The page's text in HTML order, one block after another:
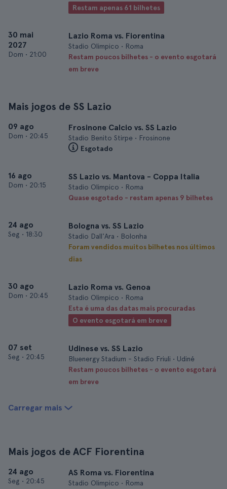
Restam apenas 61 bilhetes
30 mai
2027
Dom • 21:00
Lazio Roma vs. Fiorentina
Stadio Olimpico • Roma
Restam poucos bilhetes - o evento esgotará
em breve
Mais jogos de SS Lazio
09 ago
Dom • 20:45
Frosinone Calcio vs. SS Lazio
Stadio Benito Stirpe • Frosinone
Esgotado
16 ago
Dom • 20:15
SS Lazio vs. Mantova - Coppa Italia
Stadio Olimpico • Roma
Quase esgotado - restam apenas 9 bilhetes
24 ago
Seg • 18:30
Bologna vs. SS Lazio
Stadio Dall'Ara • Bolonha
Foram vendidos muitos bilhetes nos últimos
dias
30 ago
Dom • 20:45
Lazio Roma vs. Genoa
Stadio Olimpico • Roma
Esta é uma das datas mais procuradas
O evento esgotará em breve
07 set
Seg • 20:45
Udinese vs. SS Lazio
Bluenergy Stadium - Stadio Friuli • Udiné
Restam poucos bilhetes - o evento esgotará
em breve
Carregar mais
Mais jogos de ACF Fiorentina
24 ago
Seg • 20:45
AS Roma vs. Fiorentina
Stadio Olimpico • Roma